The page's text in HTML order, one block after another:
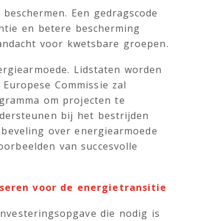
Een gedragscode
en betere bescherming
voor kwetsbare groepen.
Lidstaten worden
Commissie zal
om projecten te
bij het bestrijden
over energiearmoede
van succesvolle
voor de energietransitie
die nodig is